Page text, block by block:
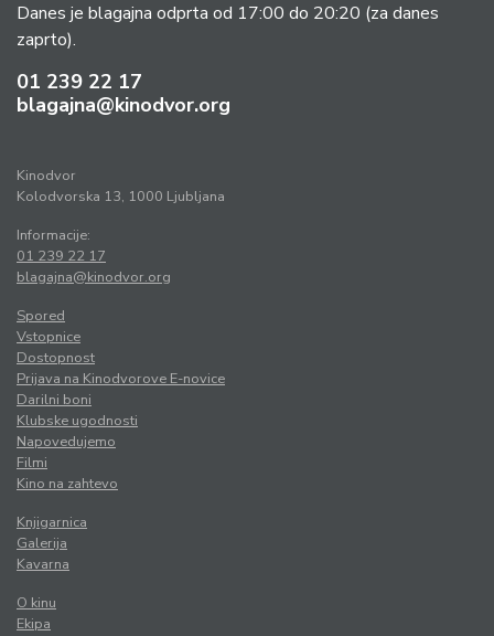
Danes je blagajna odprta od 17:00 do 20:20 (za danes
zaprto).
01 239 22 17
blagajna@kinodvor.org
Kinodvor
Kolodvorska 13, 1000 Ljubljana
Informacije:
01 239 22 17
blagajna@kinodvor.org
Spored
Vstopnice
Dostopnost
Prijava na Kinodvorove E-novice
Darilni boni
Klubske ugodnosti
Napovedujemo
Filmi
Kino na zahtevo
Knjigarnica
Galerija
Kavarna
O kinu
Ekipa